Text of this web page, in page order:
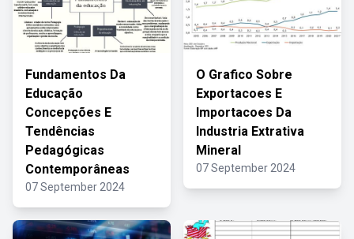
Fundamentos Da
Educação
Concepções E
Tendências
Pedagógicas
Contemporâneas
07 September 2024
O Grafico Sobre
Exportacoes E
Importacoes Da
Industria Extrativa
Mineral
07 September 2024